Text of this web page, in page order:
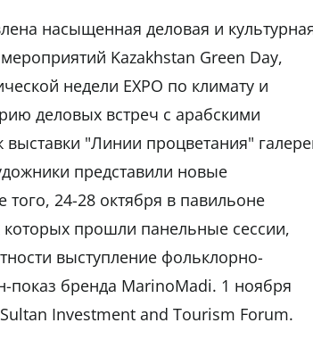
насыщенная деловая и
Kazakhstan Green Day,
недели EXPO по климату и
деловых встреч с арабскими
"Линии процветания"
представили новые
24-28 октября в павильоне
которых прошли панельные сессии,
выступление фольклорно-
показ бренда MarinoMadi. 1 ноября
Investment and Tourism Forum.